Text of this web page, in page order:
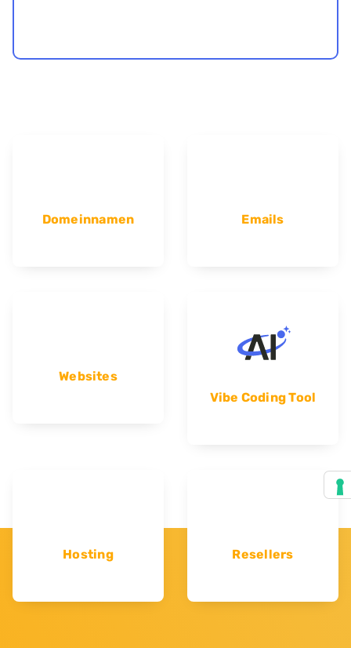
Domeinnamen Emails
Websites
Vibe Coding Tool
Hosting Resellers